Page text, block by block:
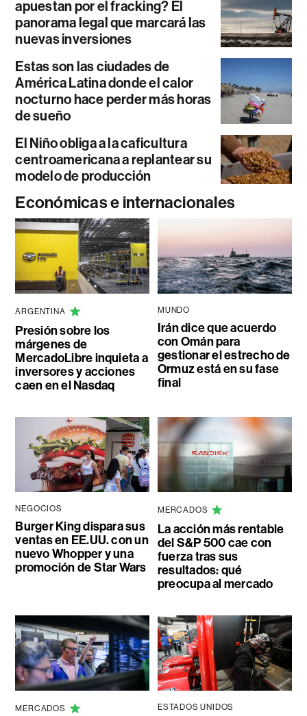
apuestan por el fracking? El
panorama legal que marcará las
nuevas inversiones
Estas son las ciudades de
América Latina donde el calor
nocturno hace perder más horas
de sueño
El Niño obliga a la caficultura
centroamericana a replantear su
modelo de producción
Económicas e internacionales
ARGENTINA
Presión sobre los
márgenes de
MercadoLibre inquieta a
inversores y acciones
caen en el Nasdaq
MUNDO
Irán dice que acuerdo
con Omán para
gestionar el estrecho de
Ormuz está en su fase
final
NEGOCIOS
Burger King dispara sus
ventas en EE.UU. con un
nuevo Whopper y una
promoción de Star Wars
MERCADOS
La acción más rentable
del S&P 500 cae con
fuerza tras sus
resultados: qué
preocupa al mercado
MERCADOS ESTADOS UNIDOS